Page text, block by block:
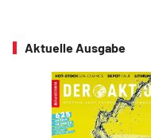
Aktuelle Ausgabe